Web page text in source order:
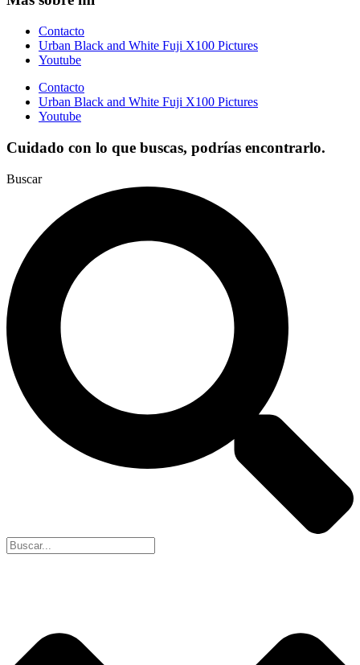
Contacto
Urban Black and White Fuji X100 Pictures
Youtube
Contacto
Urban Black and White Fuji X100 Pictures
Youtube
Cuidado con lo que buscas, podrías encontrarlo.
Buscar